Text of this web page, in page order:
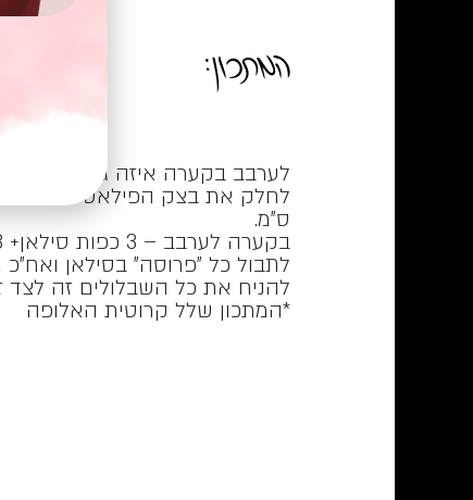
המתכון:
לערבב בקערה איזה גבינות שיש לכם.
ס"מ.
בקערה לערבב – 3 כפות סילאן+ 2/3 כוס מים.
לתבול כל "פרוסה" בסילאן
להניח את כל השבלולים זה לצד
*המתכון שלל קרוטית האלופה